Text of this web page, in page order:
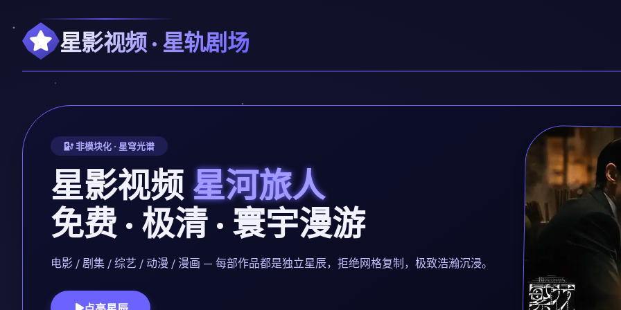
星影视频 · 星轨剧场
非模块化 · 星穹光谱
星影视频星河旅人
免费 · 极清 · 寰宇漫游
电影 / 剧集 / 综艺 / 动漫 / 漫画 — 每部作品都是独立星辰，拒绝网格复制，极致浩瀚沉浸。